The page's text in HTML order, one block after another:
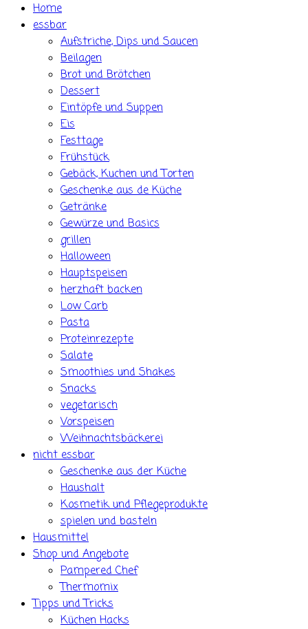
Home
essbar
Aufstriche, Dips und Saucen
Beilagen
Brot und Brötchen
Dessert
Eintöpfe und Suppen
Eis
Festtage
Frühstück
Gebäck, Kuchen und Torten
Geschenke aus de Küche
Getränke
Gewürze und Basics
grillen
Halloween
Hauptspeisen
herzhaft backen
Low Carb
Pasta
Proteinrezepte
Salate
Smoothies und Shakes
Snacks
vegetarisch
Vorspeisen
Weihnachtsbäckerei
nicht essbar
Geschenke aus der Küche
Haushalt
Kosmetik und Pflegeprodukte
spielen und basteln
Hausmittel
Shop und Angebote
Pampered Chef
Thermomix
Tipps und Tricks
Küchen Hacks